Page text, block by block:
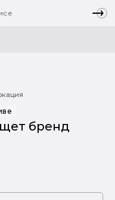
бренд